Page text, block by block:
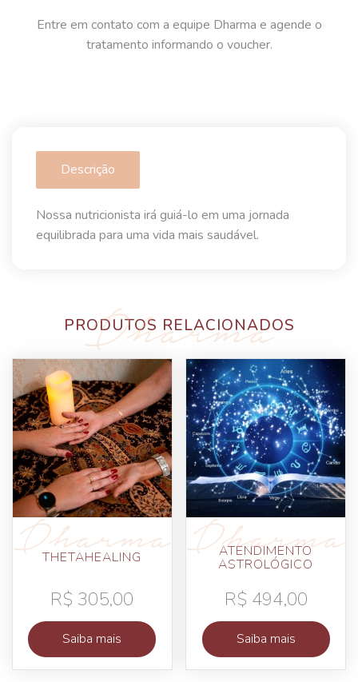
Entre em contato com a equipe Dharma e agende o
tratamento informando o voucher.
Descrição
Nossa nutricionista irá guiá-lo em uma jornada
equilibrada para uma vida mais saudável.
PRODUTOS RELACIONADOS
THETAHEALING
R$ 305,00
Saiba mais
ATENDIMENTO
ASTROLÓGICO
R$ 494,00
Saiba mais